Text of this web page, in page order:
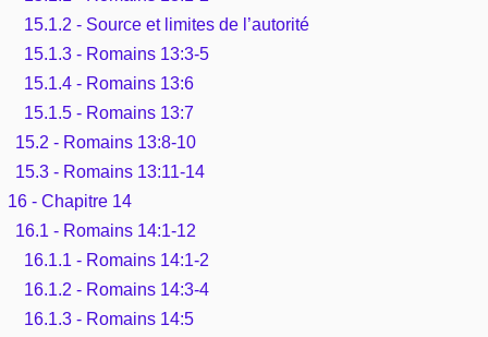
15.1.2 - Source et limites de l’autorité
15.1.3 - Romains 13:3-5
15.1.4 - Romains 13:6
15.1.5 - Romains 13:7
15.2 - Romains 13:8-10
15.3 - Romains 13:11-14
16 - Chapitre 14
16.1 - Romains 14:1-12
16.1.1 - Romains 14:1-2
16.1.2 - Romains 14:3-4
16.1.3 - Romains 14:5